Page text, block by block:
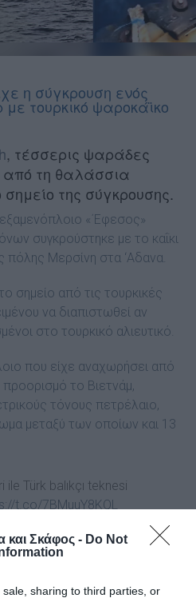
και Σκάφος - Do Not
sharing to third parties, or
η σύγκρουση ενός
τουρκικό ψαροκάϊκο
, τέσσερις ψαράδες
από τη θαλάσσια
της σύγκρουσης.
«΄Εφεσος»
συγκρούστηκε με το καΐκι
πόλης Μερσίνη στα ‘Αδανα.
σημείο από τις τουρκικές
να διαπιστωθεί αν
στο τουρκικό αλιευτικό.
που είχε αναχωρήσει από
προορισμό το Βιετνάμ,
τόνους πετρέλαιο,
μεταξύ των οποίων και 13
ile Türk balıkçı teknesi
t.co/7BMuuY8KQL